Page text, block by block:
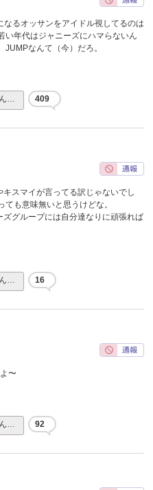
るオッサンをアイドル視してるのは
い年代はジャニーズにハマらないん
なんて（今）だろ。
… 409
スマイが言ってる訳じゃないでし
も意味無いと思うけどな。
グループには自分達なりに頑張れば
… 16
〜
… 92